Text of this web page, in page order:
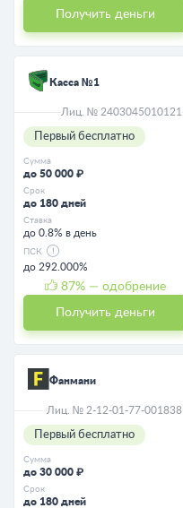
Получить деньги
Касса №1
Лиц. № 2403045010121
Первый бесплатно
Сумма
до 50 000 ₽
Срок
до 180 дней
Ставка
до 0.8% в день
ПСК
до 292.000%
87% — одобрение
Получить деньги
Фанмани
Лиц. № 2-12-01-77-001838
Первый бесплатно
Сумма
до 30 000 ₽
Срок
до 180 дней